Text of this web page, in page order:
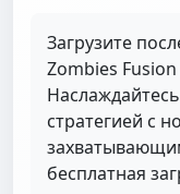
Загрузите
Zombies
стратегией с
бесплатная